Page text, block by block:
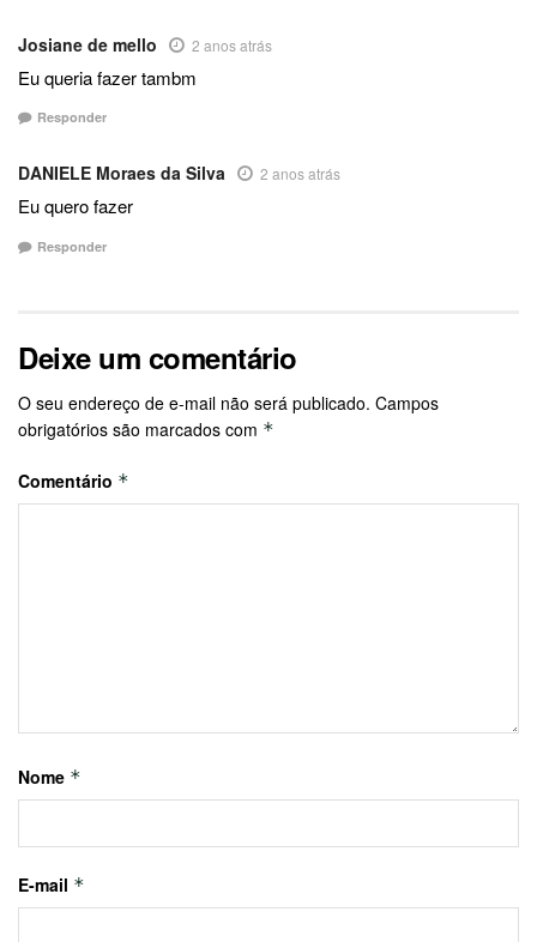
Josiane de mello 2 anos atrás
Eu queria fazer tambm
Responder
DANIELE Moraes da Silva 2 anos atrás
Eu quero fazer
Responder
Deixe um comentário
O seu endereço de e-mail não será publicado. Campos
obrigatórios são marcados com *
Comentário *
Nome *
E-mail *